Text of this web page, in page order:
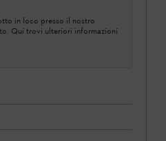
in loco presso il nostro
Qui trovi ulteriori informazioni